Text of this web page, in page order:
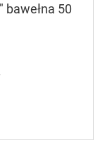
bawełna 50